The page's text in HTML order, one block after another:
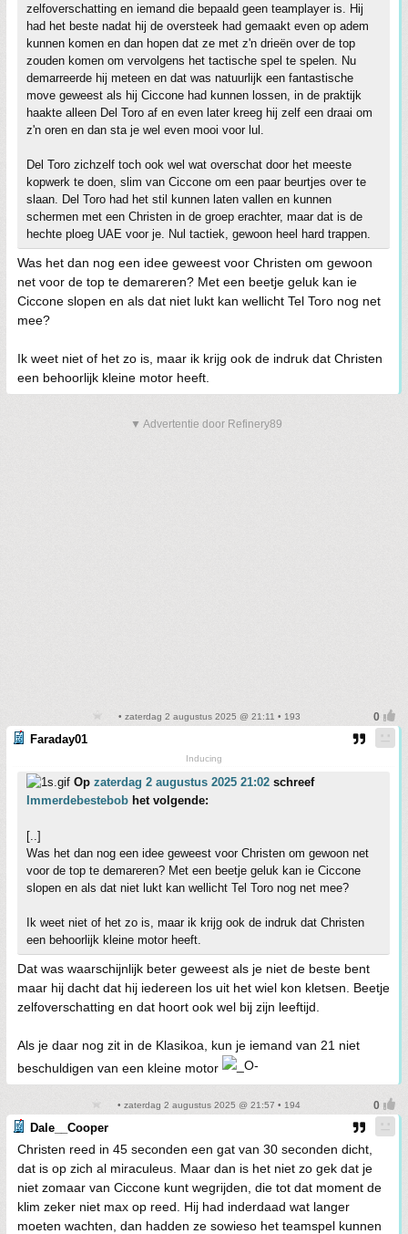
zelfoverschatting en iemand die bepaald geen teamplayer is. Hij
had het beste nadat hij de oversteek had gemaakt even op adem
kunnen komen en dan hopen dat ze met z'n drieën over de top
zouden komen om vervolgens het tactische spel te spelen. Nu
demarreerde hij meteen en dat was natuurlijk een fantastische
move geweest als hij Ciccone had kunnen lossen, in de praktijk
haakte alleen Del Toro af en even later kreeg hij zelf een draai om
z'n oren en dan sta je wel even mooi voor lul.
Del Toro zichzelf toch ook wel wat overschat door het meeste
kopwerk te doen, slim van Ciccone om een paar beurtjes over te
slaan. Del Toro had het stil kunnen laten vallen en kunnen
schermen met een Christen in de groep erachter, maar dat is de
hechte ploeg UAE voor je. Nul tactiek, gewoon heel hard trappen.
Was het dan nog een idee geweest voor Christen om gewoon
net voor de top te demareren? Met een beetje geluk kan ie
Ciccone slopen en als dat niet lukt kan wellicht Tel Toro nog net
mee?
Ik weet niet of het zo is, maar ik krijg ook de indruk dat Christen
een behoorlijk kleine motor heeft.
▼ Advertentie door Refinery89
• zaterdag 2 augustus 2025 @ 21:11 • 193
Faraday01
Inducing
Op zaterdag 2 augustus 2025 21:02 schreef
Immerdebestebob het volgende:
[..]
Was het dan nog een idee geweest voor Christen om gewoon net
voor de top te demareren? Met een beetje geluk kan ie Ciccone
slopen en als dat niet lukt kan wellicht Tel Toro nog net mee?
Ik weet niet of het zo is, maar ik krijg ook de indruk dat Christen
een behoorlijk kleine motor heeft.
Dat was waarschijnlijk beter geweest als je niet de beste bent
maar hij dacht dat hij iedereen los uit het wiel kon kletsen. Beetje
zelfoverschatting en dat hoort ook wel bij zijn leeftijd.
Als je daar nog zit in de Klasikoa, kun je iemand van 21 niet
beschuldigen van een kleine motor
• zaterdag 2 augustus 2025 @ 21:57 • 194
Dale__Cooper
Christen reed in 45 seconden een gat van 30 seconden dicht,
dat is op zich al miraculeus. Maar dan is het niet zo gek dat je
niet zomaar van Ciccone kunt wegrijden, die tot dat moment de
klim zeker niet max op reed. Hij had inderdaad wat langer
moeten wachten, dan hadden ze sowieso het teamspel kunnen